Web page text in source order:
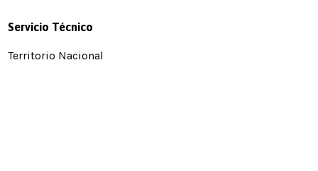
Servicio Técnico
Territorio Nacional